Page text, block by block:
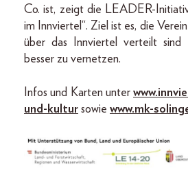
Co. ist, zeigt die LEADER-
im Innviertel“. Ziel ist es, die
über das Innviertel verteilt
besser zu vernetzen.
Infos und Karten unter
und-kultur sowie www.mk-